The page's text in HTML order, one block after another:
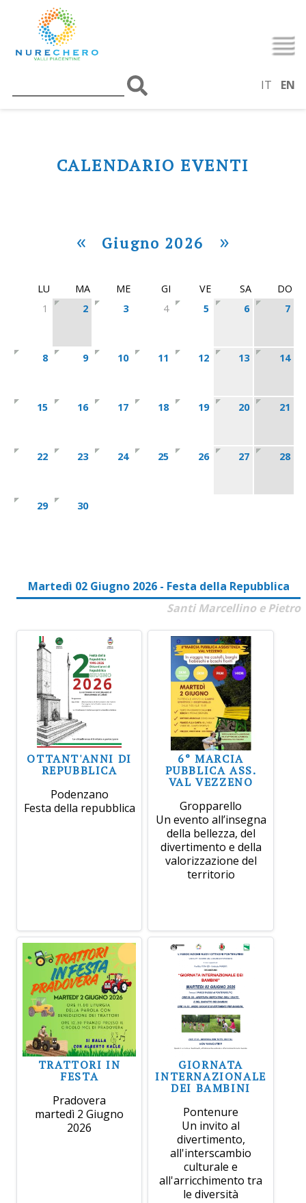
IT EN
CALENDARIO EVENTI
« Giugno 2026 »
LU MA ME GI VE SA
DO
1
2 3 4 5 6 7
8 9 10 11 12 13 14
15 16 17 18 19 20 21
22 23 24 25 26 27 28
29 30
Martedì 02 Giugno 2026 - Festa della Repubblica
Santi Marcellino e Pietro
OTTANT'ANNI DI
REPUBBLICA
Podenzano
Festa della repubblica
6° MARCIA
PUBBLICA ASS.
VAL VEZZENO
Gropparello
Un evento all’insegna
della bellezza, del
divertimento e della
valorizzazione del
territorio
TRATTORI IN
FESTA
Pradovera
martedì 2 Giugno
2026
GIORNATA
INTERNAZIONALE
DEI BAMBINI
Pontenure
Un invito al
divertimento,
all'interscambio
culturale e
all'arricchimento tra
le diversità